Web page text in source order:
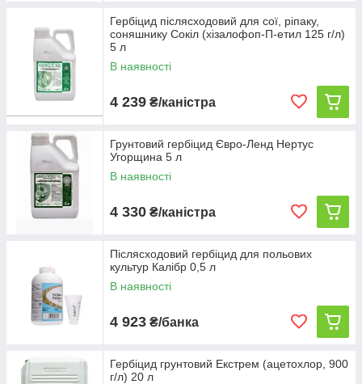
Гербіцид післясходовий для сої, ріпаку,
соняшнику Сокіл (хізалофоп-П-етил 125 г/л)
5 л
В наявності
4 239 ₴/каністра
Грунтовий гербіцид Євро-Ленд Нертус
Угорщина 5 л
В наявності
4 330 ₴/каністра
Післясходовий гербіцид для польових
культур Калібр 0,5 л
В наявності
4 923 ₴/банка
Гербіцид грунтовий Екстрем (ацетохлор, 900
г/л) 20 л